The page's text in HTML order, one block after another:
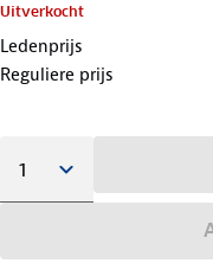
Uitverkocht
Ledenprijs
Reguliere prijs